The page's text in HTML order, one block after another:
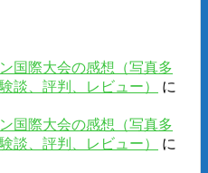
国際大会の感想（写真多
談、評判、レビュー）
に
国際大会の感想（写真多
談、評判、レビュー）
に